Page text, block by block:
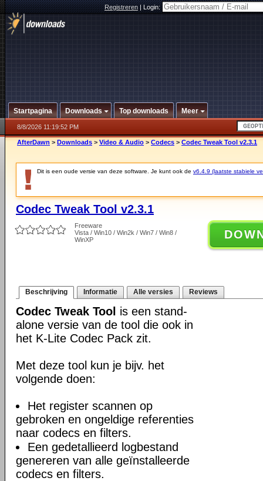
Registreren|Login:
Startpagina Downloads Top downloads Meer
8/8/2026 11:19:52 PM
AfterDawn > Downloads > Video & Audio > Codecs > Codec Tweak Tool v2.3.1
Dit is een oude versie van deze software. Je kunt ook de v6.4.9 (laatste stabiele
Codec Tweak Tool v2.3.1
Freeware
Vista / Win10 / Win2k / Win7 / Win8 /
WinXP
Beschrijving Informatie Alle versies Reviews
Codec Tweak Tool is een stand-
alone versie van de tool die ook in
het K-Lite Codec Pack zit.
Met deze tool kun je bijv. het
volgende doen:
Het register scannen op
gebroken en ongeldige referenties
naar codecs en filters.
Een gedetallieerd logbestand
genereren van alle geïnstalleerde
codecs en filters.